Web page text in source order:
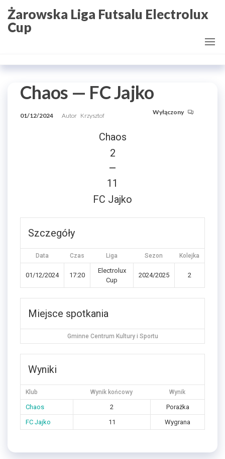
Przejdź
do
treści
Żarowska Liga Futsalu Electrolux
Cup
Chaos — FC Jajko
01/12/2024 Autor Krzysztof Wyłączony
Chaos
2
—
11
FC Jajko
Szczegóły
Data Czas Liga Sezon Kolejka
01/12/2024 17:20
Electrolux
Cup
2024/2025 2
Miejsce spotkania
Gminne Centrum Kultury i Sportu
Wyniki
Klub Wynik końcowy Wynik
Chaos 2
Porażka
FC Jajko
11 Wygrana